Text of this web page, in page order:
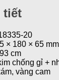
tiết
20
× 180 × 65 mm
93 cm
chống gỉ +
vàng cam